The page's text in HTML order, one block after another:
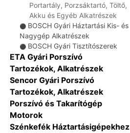
Portartály, Porzsáktartó, Töltő,
Akku és Egyéb Alkatrészek
⚫ BOSCH Gyári Háztartási Kis- és
Nagygép Alkatrészek
⚫ BOSCH Gyári Tisztítószerek
ETA Gyári Porszívó
Tartozékok, Alkatrészek
Sencor Gyári Porszívó
Tartozékok, Alkatrészek
Porszívó és Takarítógép
Motorok
Szénkefék Háztartásigépekhez